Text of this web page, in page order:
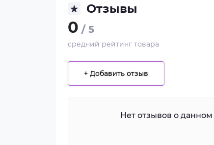
Отзывы
0 / 5
средний рейтинг товара
+ Добавить отзыв
Нет отзывов о данном